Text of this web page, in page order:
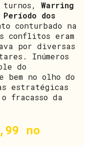
turnos, Warring
Período dos
conturbado na
conflitos eram
por diversas
Inúmeros
do
no olho do
estratégicas
fracasso da
no